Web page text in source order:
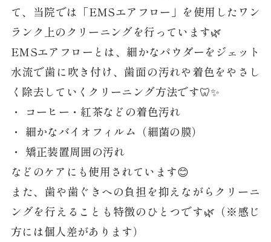
て、当院では「EMSエアフロー」を使用したワン
ランク上のクリーニングを行っています🌿
EMSエアフローとは、細かなパウダーをジェット
水流で歯に吹き付け、歯面の汚れや着色をやさし
く除去していくクリーニング方法です🦷✨
・ コーヒー・紅茶などの着色汚れ
・ 細かなバイオフィルム（細菌の膜）
・ 矯正装置周囲の汚れ
などのケアにも使用されています😊
また、歯や歯ぐきへの負担を抑えながらクリーニ
ングを行えることも特徴のひとつです🌿（※感じ
方には個人差があります）